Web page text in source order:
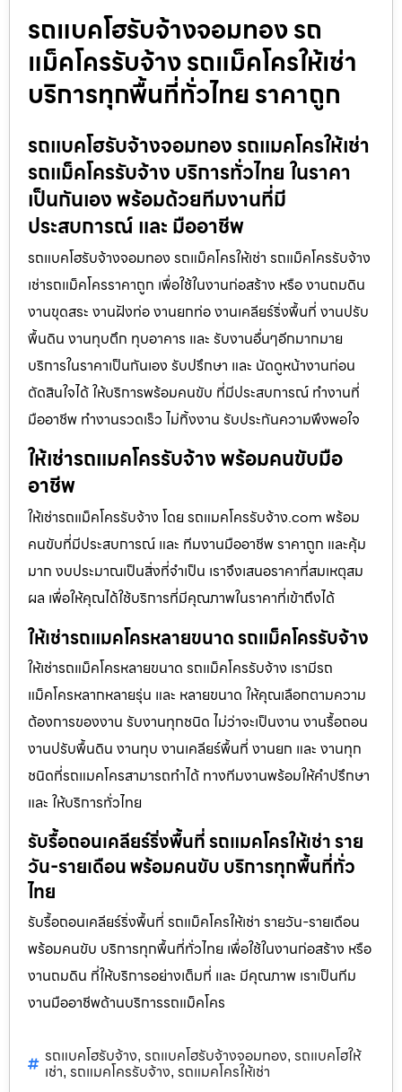
รถแบคโฮรับจ้างจอมทอง รถ
แม็คโครรับจ้าง รถแม็คโครให้เช่า
บริการทุกพื้นที่ทั่วไทย ราคาถูก
รถแบคโฮรับจ้างจอมทอง รถแมคโครให้เช่า
รถแม็คโครรับจ้าง บริการทั่วไทย ในราคา
เป็นกันเอง พร้อมด้วยทีมงานที่มี
ประสบการณ์ และ มืออาชีพ
รถแบคโฮรับจ้างจอมทอง รถแม็คโครให้เช่า รถแม็คโครรับจ้าง
เช่ารถแม็คโครราคาถูก เพื่อใช้ในงานก่อสร้าง หรือ งานถมดิน
งานขุดสระ งานฝังท่อ งานยกท่อ งานเคลียร์ริ่งพื้นที่ งานปรับ
พื้นดิน งานทุบตึก ทุบอาคาร และ รับงานอื่นๆอีกมากมาย
บริการในราคาเป็นกันเอง รับปรึกษา และ นัดดูหน้างานก่อน
ตัดสินใจได้ ให้บริการพร้อมคนขับ ที่มีประสบการณ์ ทำงานที่
มืออาชีพ ทำงานรวดเร็ว ไม่ทิ้งงาน รับประกันความพึงพอใจ
ให้เช่ารถแมคโครรับจ้าง พร้อมคนขับมือ
อาชีพ
ให้เช่ารถแม็คโครรับจ้าง โดย รถแมคโครรับจ้าง.com พร้อม
คนขับที่มีประสบการณ์ และ ทีมงานมืออาชีพ ราคาถูก และคุ้ม
มาก งบประมาณเป็นสิ่งที่จำเป็น เราจึงเสนอราคาที่สมเหตุสม
ผล เพื่อให้คุณได้ใช้บริการที่มีคุณภาพในราคาที่เข้าถึงได้
ให้เช่ารถแมคโครหลายขนาด รถแม็คโครรับจ้าง
ให้เช่ารถแม็คโครหลายขนาด รถแม็คโครรับจ้าง เรามีรถ
แม็คโครหลากหลายรุ่น และ หลายขนาด ให้คุณเลือกตามความ
ต้องการของงาน รับงานทุกชนิด ไม่ว่าจะเป็นงาน งานรื้อถอน
งานปรับพื้นดิน งานทุบ งานเคลียร์พื้นที่ งานยก และ งานทุก
ชนิดที่รถแมคโครสามารถทำได้ ทางทีมงานพร้อมให้คำปรึกษา
และ ให้บริการทั่วไทย
รับรื้อถอนเคลียร์ริ่งพื้นที่ รถแมคโครให้เช่า ราย
วัน-รายเดือน พร้อมคนขับ บริการทุกพื้นที่ทั่ว
ไทย
รับรื้อถอนเคลียร์ริ่งพื้นที่ รถแม็คโครให้เช่า รายวัน-รายเดือน
พร้อมคนขับ บริการทุกพื้นที่ทั่วไทย เพื่อใช้ในงานก่อสร้าง หรือ
งานถมดิน ที่ให้บริการอย่างเต็มที่ และ มีคุณภาพ เราเป็นทีม
งานมืออาชีพด้านบริการรถแม็คโคร
รถแบคโฮรับจ้าง, รถแบคโฮรับจ้างจอมทอง, รถแบคโฮให้
เช่า, รถแมคโครรับจ้าง, รถแมคโครให้เช่า